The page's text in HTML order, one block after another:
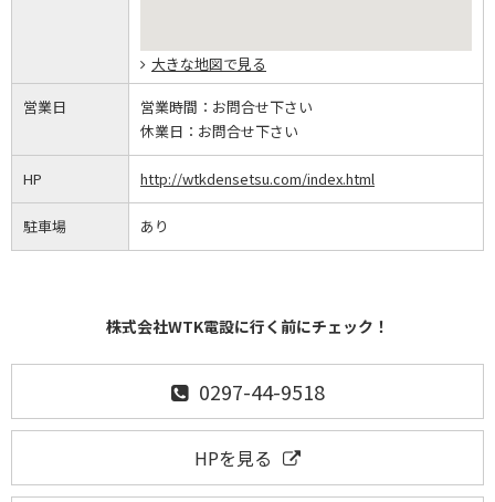
大きな地図で見る
営業日 営業時間： お問合せ下さい
休業日： お問合せ下さい
HP http://wtkdensetsu.com/index.html
駐車場 あり
株式会社WTK電設に行く前にチェック！
0297-44-9518
HPを見る